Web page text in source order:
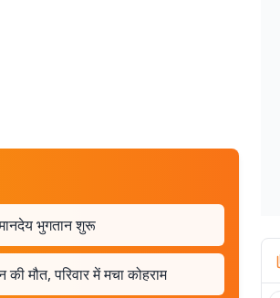
मानदेय भुगतान शुरू
मौत, परिवार में मचा कोहराम